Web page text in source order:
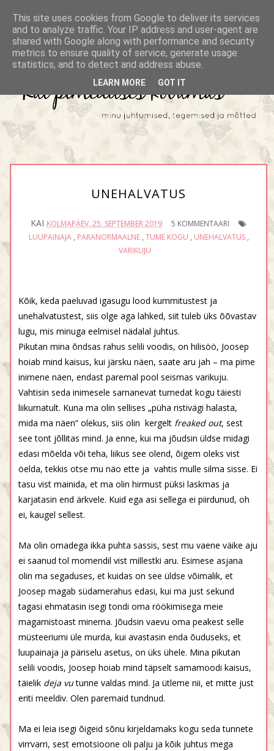
UNEHALVATUS
KAI KOLMAPÄEV, 25. SEPTEMBER 2019
5 KOMMENTAARI
LUUPAINAJA, PARANORMAALNE, TUME KOGU , UNEHALVATUS,
VARIKUJU
Kõik, keda paeluvad igasugu lood kummitustest ja
unehalvatustest, siis olge aga lahked, siit tuleb üks õõvastav
lugu, mis minuga eelmisel nädalal juhtus.
Pikutan mina õndsas rahus selili voodis, on hilisöö, Joosep
hoiab mind kaisus, kui järsku näen, saate aru jah – ma pime
inimene näen, endast paremal pool seismas varikuju.
Vahtisin seda inimesele sarnanevat tumedat kogu täiesti
liikumatult. Kuna ma olin sellises „püha ristivägi halasta,
mida ma näen“ olekus, siis olin kergelt freaked out, sest
see tont jõllitas mind. Ja enne, kui ma jõudsin üldse midagi
edasi mõelda või teha, liikus see olend, õigem oleks vist
öelda, tekkis otse mu näo ette ja vahtis mulle silma sisse. Ei
tasu vist mainida, et ma olin hirmust püksi laskmas ja
karjatasin end ärkvele. Kuid ega asi sellega ei piirdunud, oh
ei, kaugel sellest.
Ma olin omadega ikka puhta sassis, sest mu vaene väike aju
ei saanud tol momendil vist millestki aru. Esimese asjana
olin ma segaduses, et kuidas on see üldse võimalik, et
Joosep magab südamerahus edasi, kui ma just sekund
tagasi ehmatasin isegi tondi oma röökimisega meie
magamistoast minema. Jõudsin vaevu oma peakest selle
müsteeriumi üle murda, kui avastasin enda õuduseks, et
luupainaja ja päriselu asetus, on üks ühele. Mina pikutan
selili voodis, Joosep hoiab mind täpselt samamoodi kaisus,
täielik deja vutunne valdas mind. Ja ütleme nii, et mitte just
eriti meeldiv. Olen paremaid tundnud.
Ma ei leia isegi õigeid sõnu kirjeldamaks kogu seda tunnete
virrvarri, sest emotsioone oli palju ja kõik juhtus mega
This site uses cookies from Google to deliver its services
and to analyze traffic. Your IP address and user-agent are
shared with Google along with performance and security
metrics to ensure quality of service, generate usage
statistics, and to detect and address abuse.
LEARN MORE GOT IT